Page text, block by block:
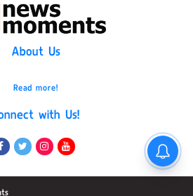
About Us
Read more!
with Us!